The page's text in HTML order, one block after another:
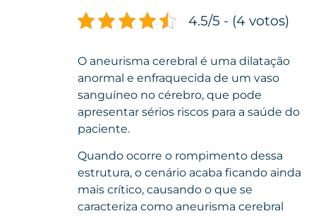
4.5/5 - (4 votos)
O aneurisma cerebral é uma dilatação
anormal e enfraquecida de um vaso
sanguíneo no cérebro, que pode
apresentar sérios riscos para a saúde do
paciente.
Quando ocorre o rompimento dessa
estrutura, o cenário acaba ficando ainda
mais crítico, causando o que se
caracteriza como aneurisma cerebral